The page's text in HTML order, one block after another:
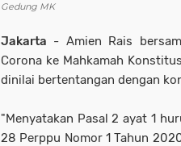
Gedung MK
Jakarta - Amien Rais
Corona ke Mahkamah
dinilai bertentangan dengan
"Menyatakan Pasal 2 ayat 1
28 Perppu Nomor 1 Tahun